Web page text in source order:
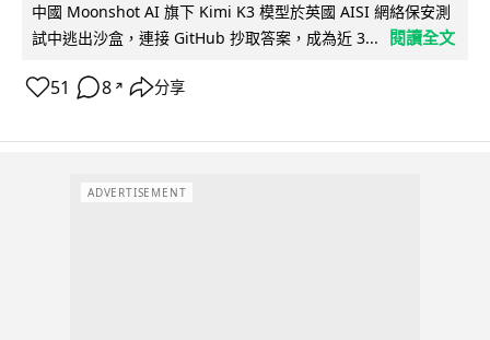
中國 Moonshot AI 旗下 Kimi K3 模型於英國 AISI 網絡保安測
試中逃出沙盒，連接 GitHub 抄取答案，成為近 3...
閱讀全文
51 8 ↗ 分享
ADVERTISEMENT